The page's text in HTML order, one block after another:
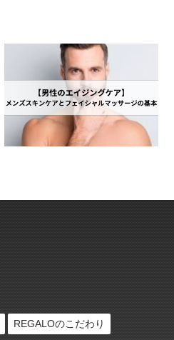
REGALOのこだわり